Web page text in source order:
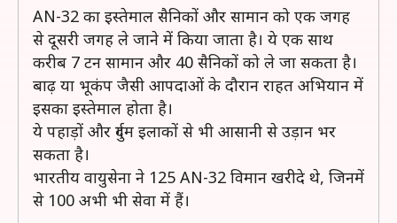
AN-32 का इस्तेमाल सैनिकों और सामान को एक जगह
से दूसरी जगह ले जाने में किया जाता है। ये एक साथ
करीब 7 टन सामान और 40 सैनिकों को ले जा सकता है।
बाढ़ या भूकंप जैसी आपदाओं के दौरान राहत अभियान में
इसका इस्तेमाल होता है।
ये पहाड़ों और दुर्गम इलाकों से भी आसानी से उड़ान भर
सकता है।
भारतीय वायुसेना ने 125 AN-32 विमान खरीदे थे, जिनमें
से 100 अभी भी सेवा में हैं।